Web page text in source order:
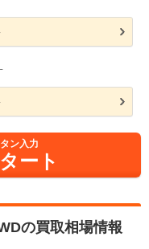
ン入力
ート
の買取相場情報